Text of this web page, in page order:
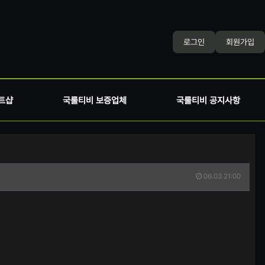
로그인 회원가입
샵 국룰티비 보증업체 국룰티비 공지사항
06.03 21:00